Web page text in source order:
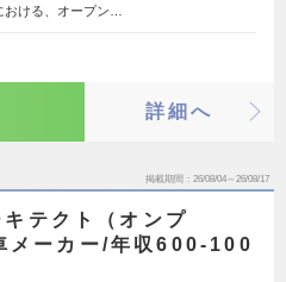
ける、オープン…
詳細へ
掲載期間 26/08/04～26/08/17
キテクト（オンプ
メーカー/年収600-100